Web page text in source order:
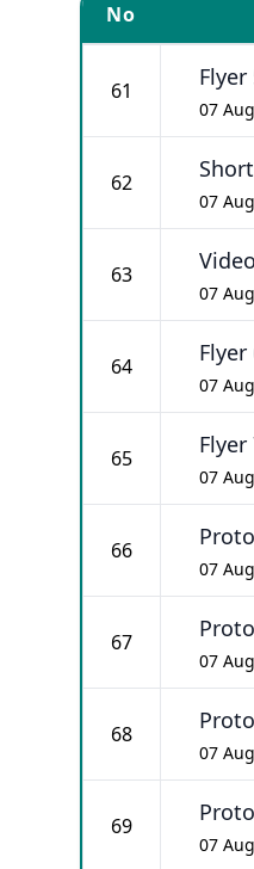
No
61 Flyer
07
62
07
63
07
64
07
65
07
66
07
67
07
68
07
69
07